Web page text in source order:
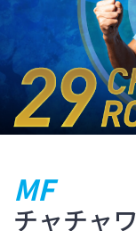
MF
チャチャ